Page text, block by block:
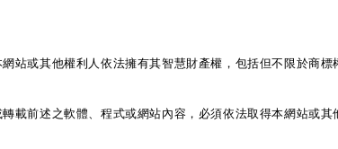
站或其他權利人依法擁有其智慧財產權，包括但不限於商標
載前述之軟體、程式或網站內容，必須依法取得本網站或其